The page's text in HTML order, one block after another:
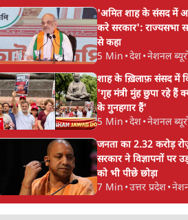
'अमित शाह के संसद में
करे सरकार': राज्यसभा
से कहा
5 Min •देश•नेशनल
शाह के ख़िलाफ़ संसद में
'गृह मंत्री मुंह छुपा रहे हैं
के गुनहगार हैं'
5 Min •देश•नेशनल
जनता का 2.32 करोड़
सरकार ने विज्ञापनों पर
को भी पीछे छोड़ा
7 Min •उत्तर प्रदेश•